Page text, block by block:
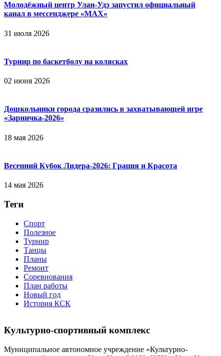
Молодёжный центр Улан-Удэ запустил официальный
канал в мессенджере «МАХ»
31 июля 2026
Турнир по баскетболу на колясках
02 июня 2026
Дошкольники города сразились в захватывающей игре
«Зарничка‑2026»
18 мая 2026
Весенний Кубок Лидера-2026: Гpaция и Кpacoтa
14 мая 2026
Теги
Спорт
Полезное
Турнир
Танцы
Планы
Ремонт
Соревнования
План работы
Новый год
История КСК
Культурно-спортивный комплекс
Муниципальное автономное учреждение «Культурно-